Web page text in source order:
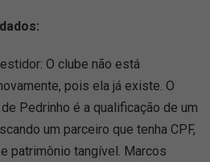
O clube não está
pois ela já existe. O
Pedrinho é a qualificação de um
um parceiro que tenha CPF,
patrimônio tangível. Marcos